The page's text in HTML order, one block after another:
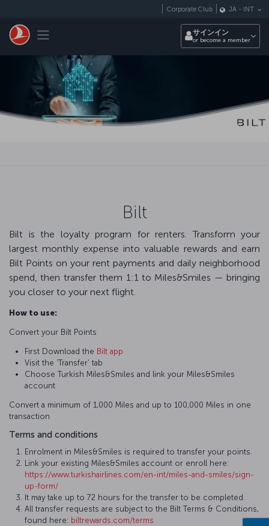
Toggle navigation
Corporate Club JA - INT
サインイン
or become a member
Bilt
Bilt is the loyalty program for renters. Transform your
largest monthly expense into valuable rewards and earn
Bilt Points on your rent payments and daily neighborhood
spend, then transfer them 1:1 to Miles&Smiles — bringing
you closer to your next flight.
How to use:
Convert your Bilt Points
First Download the Bilt app
Visit the 'Transfer' tab
Choose Turkish Miles&Smiles and link your Miles&Smiles
account
Convert a minimum of 1,000 Miles and up to 100,000 Miles in one
transaction
Terms and conditions
Enrolment in Miles&Smiles is required to transfer your points.
Link your existing Miles&Smiles account or enroll here:
https://www.turkishairlines.com/en-int/miles-and-smiles/sign-
up-form/
It may take up to 72 hours for the transfer to be completed.
All transfer requests are subject to the Bilt Terms & Conditions,
found here: biltrewards.com/terms